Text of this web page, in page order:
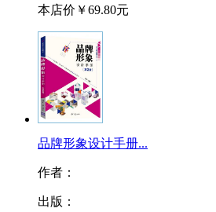
本店价 ￥69.80元
品牌形象设计手册...
作者：
出版：